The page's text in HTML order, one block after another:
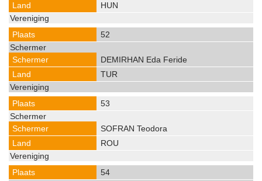
HUN
52
DEMIRHAN Eda Feride
TUR
53
SOFRAN Teodora
ROU
54